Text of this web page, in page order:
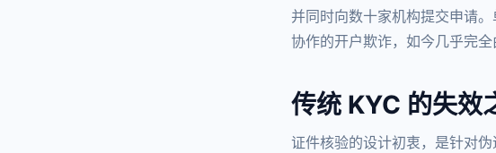
并同时向数十家机构提交申请
协作的开户欺诈，如今几乎完
传统 KYC 的失效
证件核验的设计初衷，是针对